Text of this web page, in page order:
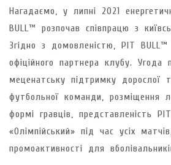
Нагадаємо, у липні 2021
BULL™ розпочав співпрацю з
Згідно з домовленістю, PIT
офіційного партнера клубу. Угода
меценатську підтримку дорослої
футбольної команди, розміщення
формі гравців, представленість
«Олімпійський» під час усіх
промоактивності для